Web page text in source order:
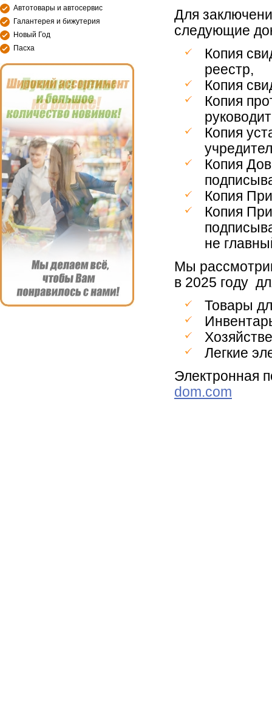
Автотовары и автосервис
Галантерея и бижутерия
Новый Год
Пасха
Для
следующие
Копия
реестр,
Копия
Копия
Копия
Копия
Копия
Копия
не
Мы
в 2025 году
Товары
Легкие
Электронная
dom.com